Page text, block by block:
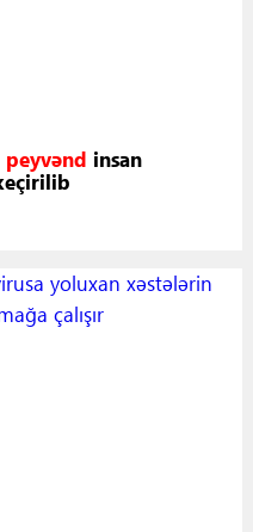
peyvənd insan